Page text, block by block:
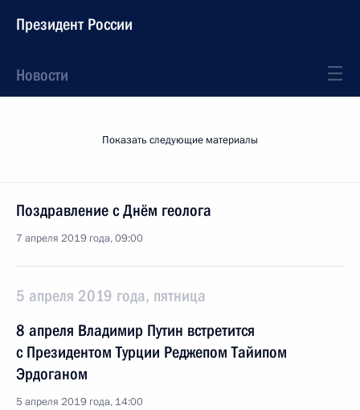
Президент России
Новости
Показать следующие материалы
Поздравление с Днём геолога
7 апреля 2019 года, 09:00
5 апреля 2019 года, пятница
8 апреля Владимир Путин встретится
с Президентом Турции Реджепом Тайипом
Эрдоганом
5 апреля 2019 года, 14:00